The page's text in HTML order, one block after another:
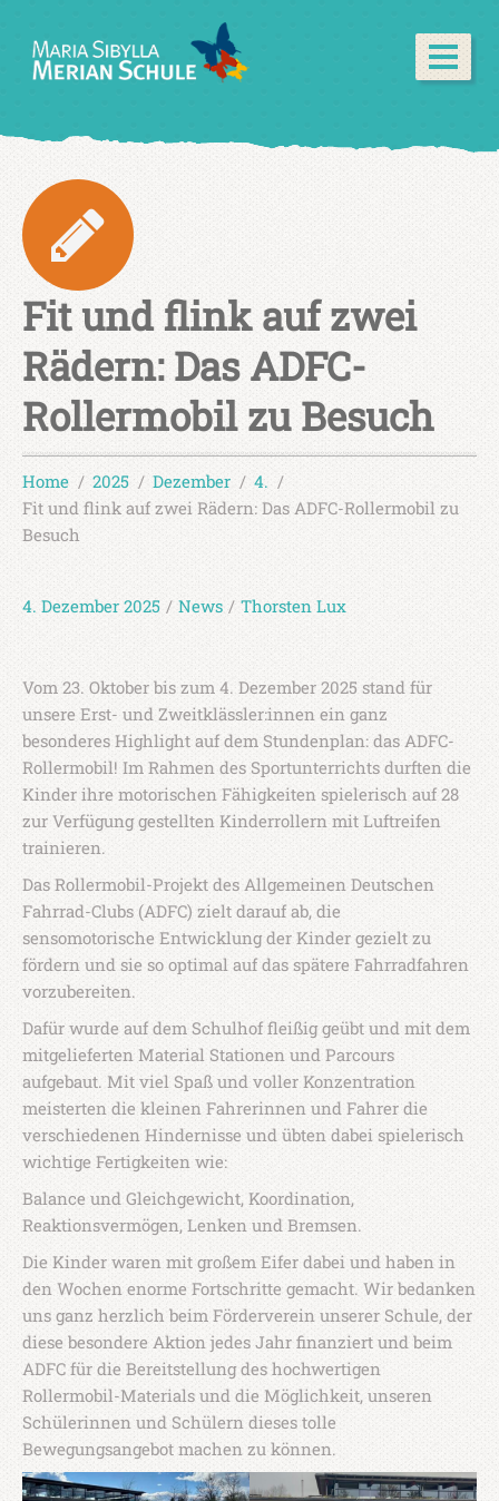
Fit und flink auf zwei
Rädern: Das ADFC-
Rollermobil zu Besuch
Home 2025 Dezember
4.
Fit und flink auf zwei Rädern: Das ADFC-Rollermobil zu
Besuch
4. Dezember 2025 / News / Thorsten Lux
Vom 23. Oktober bis zum 4. Dezember 2025 stand für
unsere Erst- und Zweitklässler:innen ein ganz
besonderes Highlight auf dem Stundenplan: das ADFC-
Rollermobil! Im Rahmen des Sportunterrichts durften die
Kinder ihre motorischen Fähigkeiten spielerisch auf 28
zur Verfügung gestellten Kinderrollern mit Luftreifen
trainieren.
Das Rollermobil-Projekt des Allgemeinen Deutschen
Fahrrad-Clubs (ADFC) zielt darauf ab, die
sensomotorische Entwicklung der Kinder gezielt zu
fördern und sie so optimal auf das spätere Fahrradfahren
vorzubereiten.
Dafür wurde auf dem Schulhof fleißig geübt und mit dem
mitgelieferten Material Stationen und Parcours
aufgebaut. Mit viel Spaß und voller Konzentration
meisterten die kleinen Fahrerinnen und Fahrer die
verschiedenen Hindernisse und übten dabei spielerisch
wichtige Fertigkeiten wie:
Balance und Gleichgewicht, Koordination,
Reaktionsvermögen, Lenken und Bremsen.
Die Kinder waren mit großem Eifer dabei und haben in
den Wochen enorme Fortschritte gemacht. Wir bedanken
uns ganz herzlich beim Förderverein unserer Schule, der
diese besondere Aktion jedes Jahr finanziert und beim
ADFC für die Bereitstellung des hochwertigen
Rollermobil-Materials und die Möglichkeit, unseren
Schülerinnen und Schülern dieses tolle
Bewegungsangebot machen zu können.